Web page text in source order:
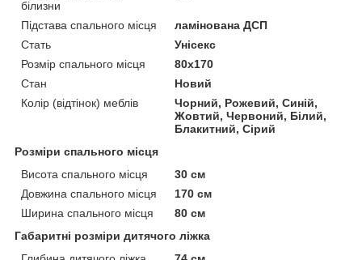
білизни
Підстава спального місця
ламінована ДСП
Стать
Унісекс
Розмір спального місця
80х170
Стан
Новий
Колір (відтінок) меблів
Чорний, Рожевий, Синій,
Жовтий, Червоний, Білий,
Блакитний, Сірий
Розміри спального місця
Висота спального місця
30 см
Довжина спального місця
170 см
Ширина спального місця
80 см
Габаритні розміри дитячого ліжка